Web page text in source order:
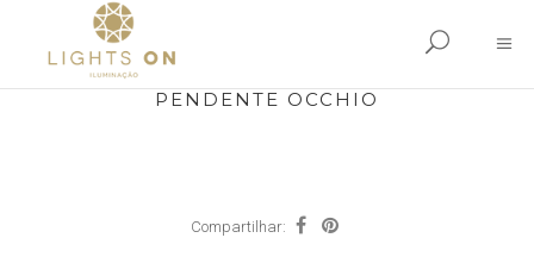
PENDENTE OCCHIO
Compartilhar: